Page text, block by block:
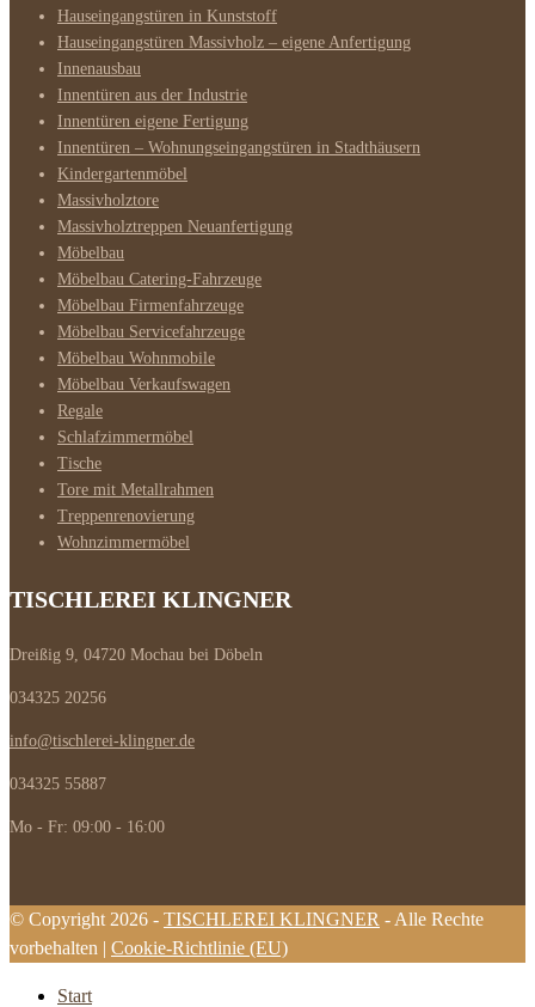
Hauseingangstüren in Kunststoff
Hauseingangstüren Massivholz – eigene Anfertigung
Innenausbau
Innentüren aus der Industrie
Innentüren eigene Fertigung
Innentüren – Wohnungseingangstüren in Stadthäusern
Kindergartenmöbel
Massivholztore
Massivholztreppen Neuanfertigung
Möbelbau
Möbelbau Catering-Fahrzeuge
Möbelbau Firmenfahrzeuge
Möbelbau Servicefahrzeuge
Möbelbau Wohnmobile
Möbelbau Verkaufswagen
Regale
Schlafzimmermöbel
Tische
Tore mit Metallrahmen
Treppenrenovierung
Wohnzimmermöbel
TISCHLEREI KLINGNER
Dreißig 9, 04720 Mochau bei Döbeln
034325 20256
info@tischlerei-klingner.de
034325 55887
Mo - Fr: 09:00 - 16:00
© Copyright 2026 - TISCHLEREI KLINGNER - Alle Rechte
vorbehalten | Cookie-Richtlinie (EU)
Start